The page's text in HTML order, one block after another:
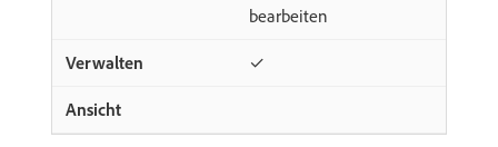
bearbeiten
✓